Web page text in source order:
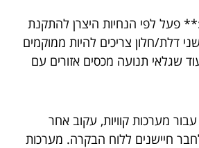
פעל לפי הנחיות היצרן להתקנת
דלת/חלון צריכים להיות ממוקמים
שגלאי תנועה מכסים אזורים עם
מערכות קוויות, עקוב אחר
חיישנים ללוח הבקרה. מערכות